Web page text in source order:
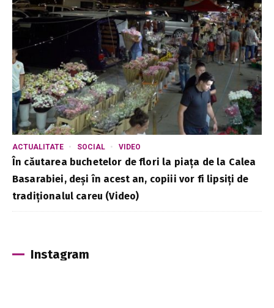
ACTUALITATE SOCIAL VIDEO
În căutarea buchetelor de flori la piața de la Calea
Basarabiei, deși în acest an, copiii vor fi lipsiți de
tradiționalul careu (Video)
Instagram